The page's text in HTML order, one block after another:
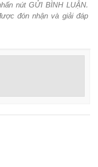
nút GỬI BÌNH LUẬN.
đón nhận và giải đáp